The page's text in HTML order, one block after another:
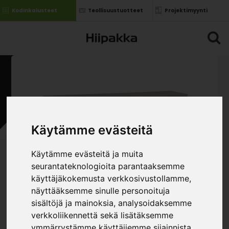
Käytämme evästeitä
Käytämme evästeitä ja muita
seurantateknologioita parantaaksemme
käyttäjäkokemusta verkkosivustollamme,
näyttääksemme sinulle personoituja
sisältöjä ja mainoksia, analysoidaksemme
verkkoliikennettä sekä lisätäksemme
Kodinkalusteet Teollisuustuotteet Projektimyynti